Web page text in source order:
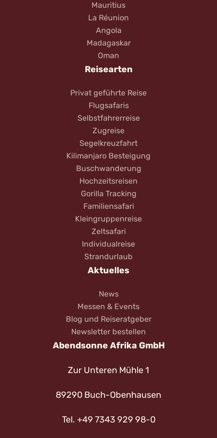
Mauritius
La Réunion
Angola
Madagaskar
Oman
Reisearten
Privat geführte Reise
Flugsafaris
Selbstfahrerreise
Zugreise
Segelkreuzfahrt
Kilimanjaro Besteigung
Buschwanderung
Hochzeitsreisen
Gorilla Tracking
Familiensafari
Kleingruppenreise
Zeltsafari
Individualreise
Strandurlaub
Aktuelles
News
Messen & Events
Blog und Reiseratgeber
Newsletter bestellen
Abendsonne Afrika GmbH
Zur Unteren Mühle 1
89290 Buch-Obenhausen
Tel. +49 7343 929 98-0